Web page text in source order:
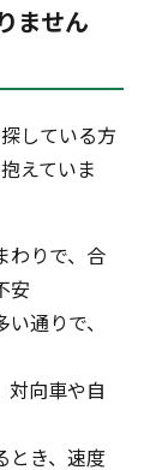
ません
している方
えていま
わりで、合
安
通りで、
対向車や自
とき、速度